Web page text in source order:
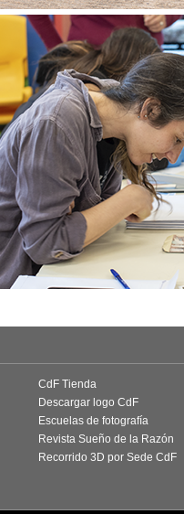
CdF Tienda
Descargar logo CdF
Escuelas de fotografía
Revista Sueño de la Razón
Recorrido 3D por Sede CdF